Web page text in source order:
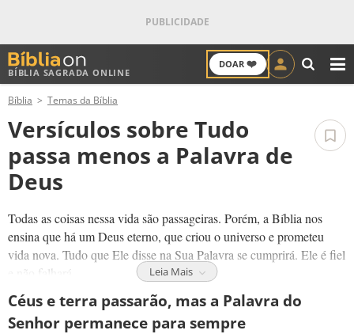
BÍBLIA SAGRADA ONLINE
DOAR ❤️
ANTIGO TESTAMENTO
VERSÍCULOS
VERSÍCULO DO DIA
PALAVRA DO DIA
SALMO DO DIA
Bíblia Temas da Bíblia
Versículos sobre Tudo
passa menos a Palavra de
Deus
Todas as coisas nessa vida são passageiras. Porém, a Bíblia nos
ensina que há um Deus eterno, que criou o universo e prometeu
vida nova. Tudo que Ele disse na Sua Palavra se cumprirá. Ele é fiel
e não falhará.
Leia Mais
Céus e terra passarão, mas a Palavra do
Senhor permanece para sempre